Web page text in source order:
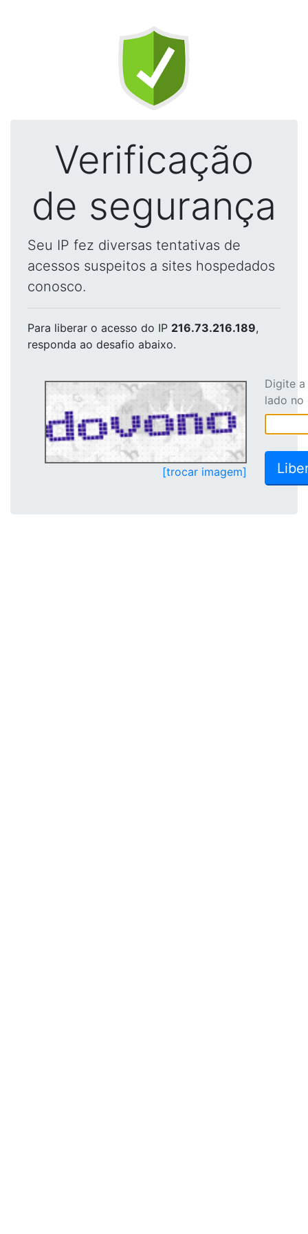
Verificação
de segurança
Seu IP fez diversas tentativas de
acessos suspeitos a sites hospedados
conosco.
Para liberar o acesso do IP 216.73.216.189,
responda ao desafio abaixo.
[trocar imagem]
Digite
lado no